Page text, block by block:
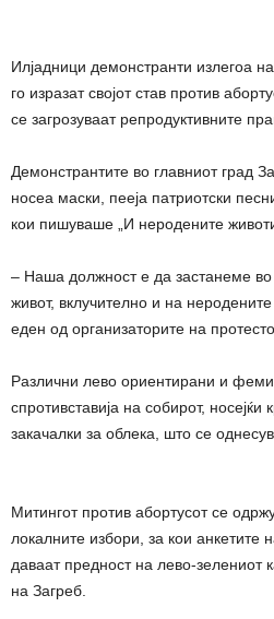
Илјадници демонстранти излегоа
го изразат својот став против
се загрозуваат репродуктивните
Демонстрантите во главниот град
носеа маски, пееја патриотски
кои пишуваше „И неродените
– Наша должност е да застанеме во
живот, вклучително и на
еден од организаторите на
Различни лево ориентирани и
спротивставија на собирот, носејќи
закачалки за облека, што се
Митингот против абортусот се
локалните избори, за кои анкетите
даваат предност на лево-зелениот
на Загреб.